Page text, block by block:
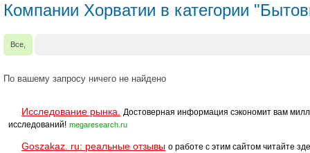
Компании Хорватии в категории
Все,
По вашему запросу ничего не найдено
Исследование рынка.
Достоверная информация сэкономит вам
исследований! megaresearch.ru
Goszakaz. ru: реальные отзывы о работе с этим сайтом читайте